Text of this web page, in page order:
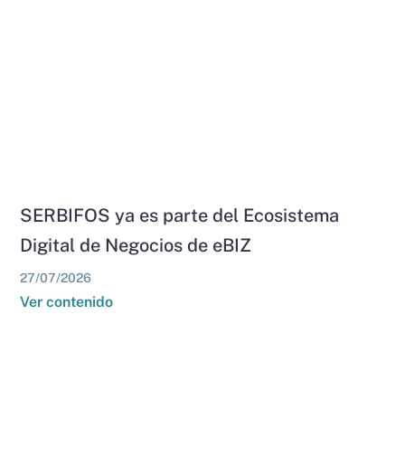
SERBIFOS ya es parte del Ecosistema
Digital de Negocios de eBIZ
27/07/2026
Ver contenido